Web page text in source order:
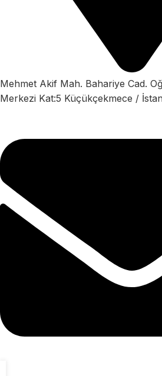
Mehmet Akif Mah. Bahariye Cad.
Merkezi Kat:5 Küçükçekmece /